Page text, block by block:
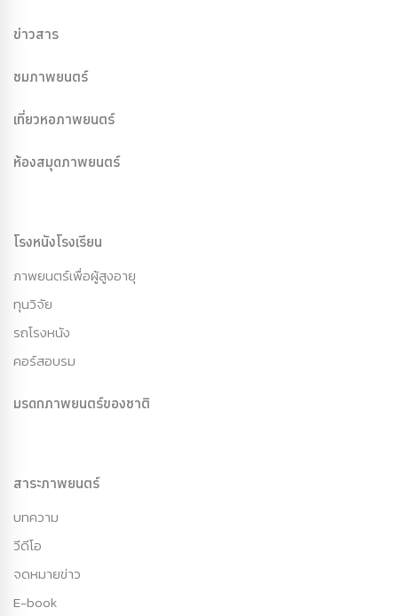
ข่าวสาร
ชมภาพยนตร์
เที่ยวหอภาพยนตร์
ห้องสมุดภาพยนตร์
โรงหนังโรงเรียน
ภาพยนตร์เพื่อผู้สูงอายุ
ทุนวิจัย
รถโรงหนัง
คอร์สอบรม
มรดกภาพยนตร์ของชาติ
สาระภาพยนตร์
บทความ
วีดีโอ
จดหมายข่าว
E-book